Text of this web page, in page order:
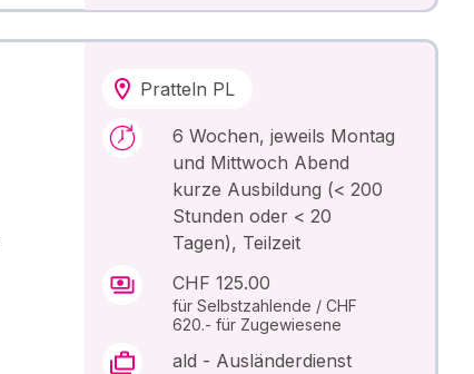
Pratteln PL
6 Wochen, jeweils Montag
und Mittwoch Abend
kurze Ausbildung (< 200
Stunden oder < 20
Tagen), Teilzeit
CHF 125.00
für Selbstzahlende / CHF
620.- für Zugewiesene
ald - Ausländerdienst